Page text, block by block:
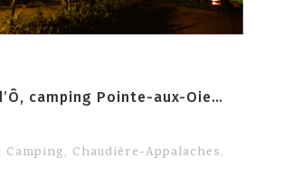
Goutte d’Ô, camping Pointe-aux-Oies, Montmagny
Camping, Chaudière-Appalaches,